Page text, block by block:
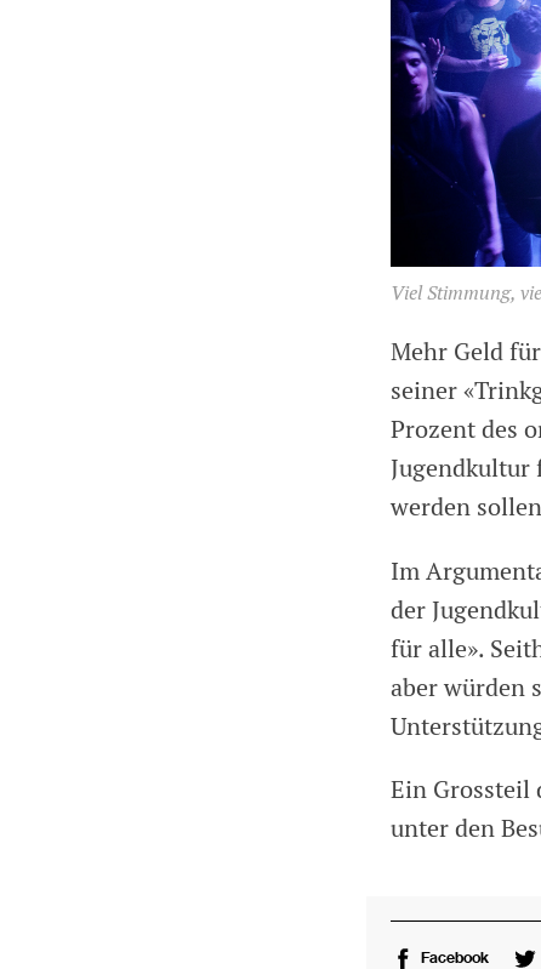
Viel Stimmung,
Mehr Geld
seiner
Prozent des
Jugendkultur
werden
Im
der
für alle».
aber würden
Ein Grossteil
unter den
Facebook